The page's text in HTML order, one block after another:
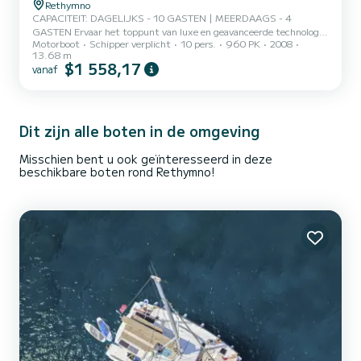
Rethymno
CAPACITEIT: DAGELIJKS - 10 GASTEN | MEERDAAGS - 4
GASTEN Ervaar het toppunt van luxe en geavanceerde technologie
aan boord van de Beneteau Antares 13.80 motorboot. Perfect voor
dagelijkse uitstapjes of meerdaagse avonturen naar de Griekse
eilanden, dit schip biedt een ongeëvenaarde mix van stijl, comfort
en de verborgen pare...
Motorboot Schipper verplicht 10 pers. 960 PK
2008
13.68 m
vanaf $1 558,17
Dit zijn alle boten in de omgeving
Misschien bent u ook geïnteresseerd in deze
beschikbare boten rond Rethymno!